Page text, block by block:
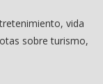
vida
sobre turismo,